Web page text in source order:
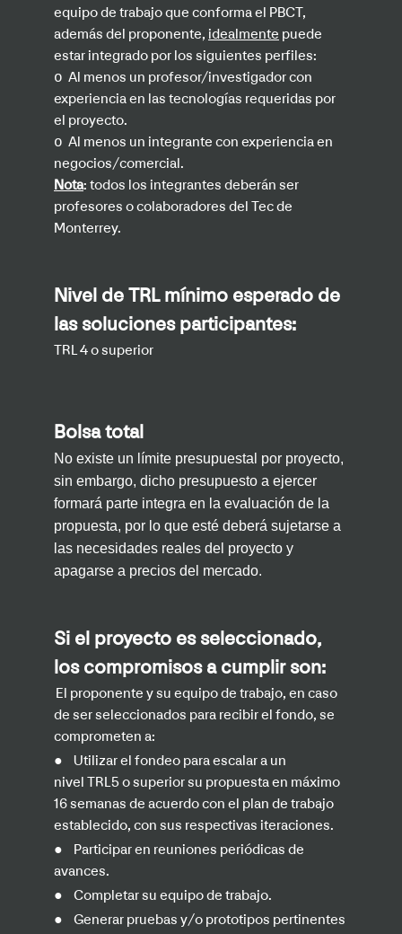
equipo de trabajo que conforma el PBCT,
además del proponente, idealmente puede
estar integrado por los siguientes perfiles:
o Al menos un profesor/investigador con
experiencia en las tecnologías requeridas por
el proyecto.
o Al menos un integrante con experiencia en
negocios/comercial.
Nota: todos los integrantes deberán ser
profesores o colaboradores del Tec de
Monterrey.
Nivel de TRL mínimo esperado de
las soluciones participantes:
TRL 4 o superior
Bolsa total
No existe un límite presupuestal por proyecto,
sin embargo, dicho presupuesto a ejercer
formará parte integra en la evaluación de la
propuesta, por lo que esté deberá sujetarse a
las necesidades reales del proyecto y
apagarse a precios del mercado.
Si el proyecto es seleccionado,
los compromisos a cumplir son:
El proponente y su equipo de trabajo, en caso
de ser seleccionados para recibirel fondo, se
comprometen a:
● Utilizar el fondeo para escalara un
nivel TRL5 o superior su propuesta en máximo
16 semanas de acuerdo con el plan de trabajo
establecido, con sus respectivas iteraciones.
●
Participar en reuniones periódicas de
avances.
● Completar su equipo de trabajo.
●
Generar pruebas y/o prototipos pertinentes